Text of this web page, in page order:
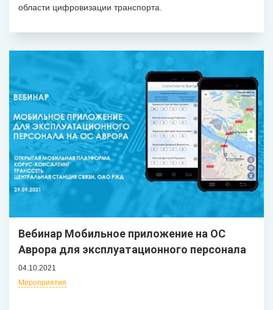
области цифровизации транспорта.
Вебинар Мобильное приложение на ОС
Аврора для эксплуатационного персонала
04.10.2021
Мероприятия